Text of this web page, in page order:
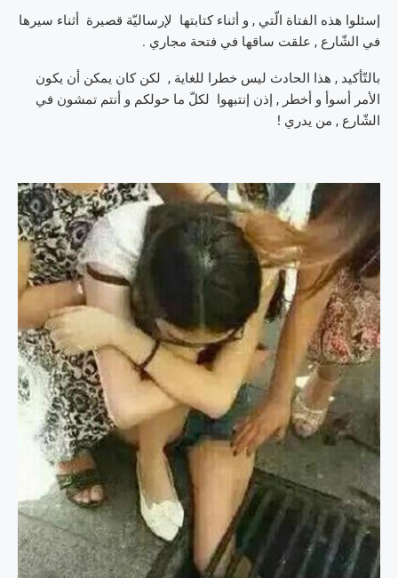
إسئلوا هذه الفتاة الّتي , و أثناء كتابتها لإرساليّة قصيرة أثناء سيرها
في الشّارع , علقت ساقها في فتحة مجاري .
بالتّأكيد , هذا الحادث ليس خطرا للغاية , لكن كان يمكن أن يكون
الأمر أسوأ و أخطر , إذن إنتبهوا لكلّ ما حولكم و أنتم تمشون في
الشّارع , من يدري !